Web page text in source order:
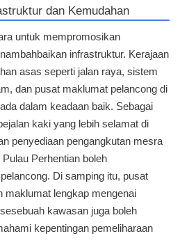
dan Kemudahan
untuk mempromosikan
infrastruktur. Kerajaan
asas seperti jalan raya, sistem
dan pusat maklumat pelancong di
dalam keadaan baik. Sebagai
kaki yang lebih selamat di
penyediaan pengangkutan mesra
Perhentian boleh
Di samping itu, pusat
maklumat lengkap mengenai
kawasan juga boleh
kepentingan pemeliharaan